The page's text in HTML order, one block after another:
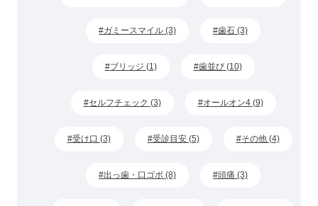
ガミースマイル (3) 歯石 (3)
ブリッジ (1) 歯並び (10)
セルフチェック (3) オールオン4 (9)
受け口 (3) 受診目安 (5) その他 (4)
出っ歯・口ゴボ (8) 頭痛 (3)